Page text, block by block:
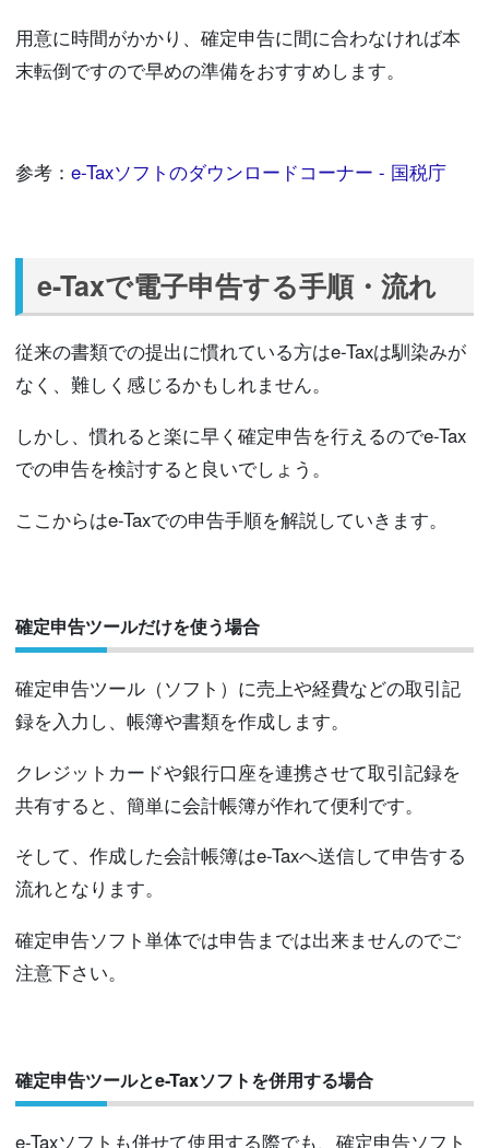
用意に時間がかかり、確定申告に間に合わなければ本
末転倒ですので早めの準備をおすすめします。
参考： e-Taxソフトのダウンロードコーナー - 国税庁
e-Taxで電子申告する手順・流れ
従来の書類での提出に慣れている方はe-Taxは馴染みが
なく、難しく感じるかもしれません。
しかし、慣れると楽に早く確定申告を行えるのでe-Tax
での申告を検討すると良いでしょう。
ここからはe-Taxでの申告手順を解説していきます。
確定申告ツールだけを使う場合
確定申告ツール（ソフト）に売上や経費などの取引記
録を入力し、帳簿や書類を作成します。
クレジットカードや銀行口座を連携させて取引記録を
共有すると、簡単に会計帳簿が作れて便利です。
そして、作成した会計帳簿はe-Taxへ送信して申告する
流れとなります。
確定申告ソフト単体では申告までは出来ませんのでご
注意下さい。
確定申告ツールとe-Taxソフトを併用する場合
e-Taxソフトも併せて使用する際でも、確定申告ソフト